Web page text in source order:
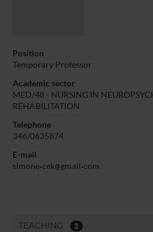
Position
Temporary Professor
Academic sector
MED/48 - NURSING IN
REHABILITATION
Telephone
346/0635874
E-mail
simone cek gmail com
TEACHING 2